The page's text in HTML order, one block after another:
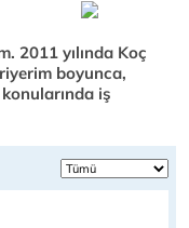
2011 yılında Koç
boyunca,
iş